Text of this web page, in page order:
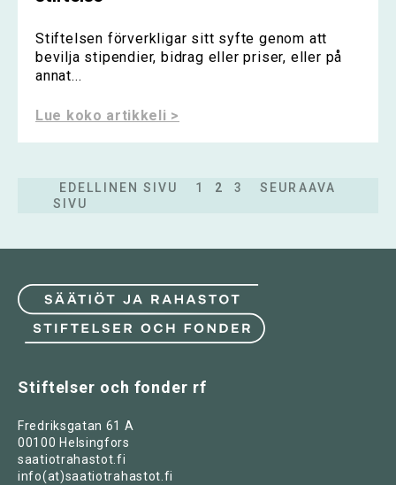
Stiftelsen förverkligar sitt syfte genom att
bevilja stipendier, bidrag eller priser, eller på
annat...
Lue koko artikkeli >
EDELLINEN SIVU 1 2 3
SEURAAVA
SIVU
Stiftelser och fonder rf
Fredriksgatan 61 A
00100 Helsingfors
saatiotrahastot.fi
info(at)saatiotrahastot.fi